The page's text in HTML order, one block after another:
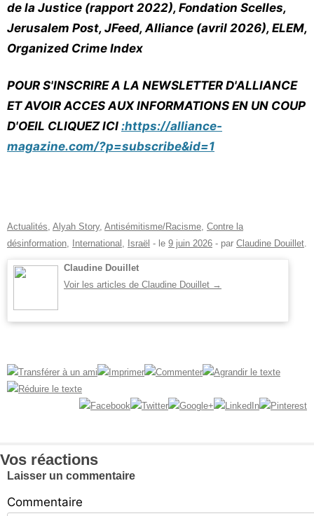
de la Justice (rapport 2022), Fondation Scelles,
Jerusalem Post, JFeed, Alliance (avril 2026), ELEM,
Organized Crime Index
POUR S'INSCRIRE A LA NEWSLETTER D'ALLIANCE
ET AVOIR ACCES AUX INFORMATIONS EN UN COUP
D'OEIL CLIQUEZ ICI :https://alliance-
magazine.com/?p=subscribe&id=1
Actualités, Alyah Story, Antisémitisme/Racisme, Contre la
désinformation, International , Israël - le 9 juin 2026 - par Claudine Douillet.
Claudine Douillet
Voir les articles de Claudine Douillet →
Vos réactions
Laisser un commentaire
Commentaire